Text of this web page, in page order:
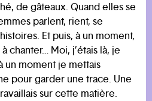
de gâteaux. Quand elles se
parlent, rient, se
Et puis, à un moment,
chanter… Moi, j’étais là, je
un moment je mettais
pour garder une trace. Une
sur cette matière.